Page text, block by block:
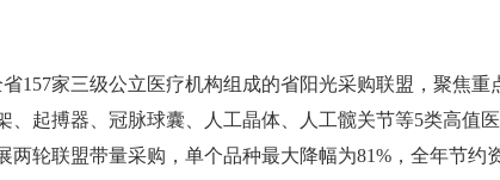
157家三级公立医疗机构组成的省阳光采购联盟，聚焦重
、起搏器、冠脉球囊、人工晶体、人工髋关节等5类高值医
两轮联盟带量采购，单个品种最大降幅为81%，全年节约